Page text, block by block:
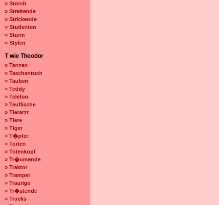
» Storch
» Streitende
» Strickende
» Studenten
» Sturm
» Stylen
T wie Theodor
» Tanzen
» Taschentuch
» Tauben
» Teddy
» Telefon
» Teuflische
» Tierarzt
» Tiere
» Tiger
» T�pfer
» Torten
» Totenkopf
» Tr�umende
» Traktor
» Tramper
» Traurige
» Tr�stende
» Trucks